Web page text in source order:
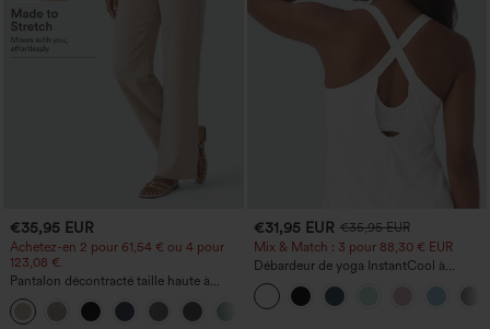
€35,95 EUR
Achetez-en 2 pour 61,54 € ou 4 pour
123,08 €.
Pantalon décontracté taille haute à
jambe droite, effet lin, avec poches
+5
€31,95 EUR €35,95 EUR
Mix & Match : 3 pour 88,30 € EUR
Débardeur de yoga InstantCool à
encolure en U et ourlet arrondi –
UPF50+